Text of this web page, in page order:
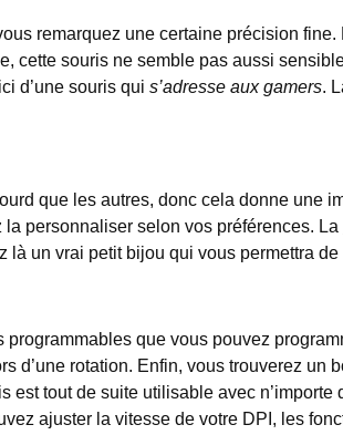
remarquez une certaine précision
cette souris ne semble pas aussi
d’une souris qui s’adresse aux gamers.
que les autres, donc cela donne une
la personnaliser selon vos préférences. La
un vrai petit bijou qui vous permettra
que vous pouvez
d’une rotation. Enfin, vous trouverez un
tout de suite utilisable avec n’importe
ajuster la vitesse de votre DPI, les